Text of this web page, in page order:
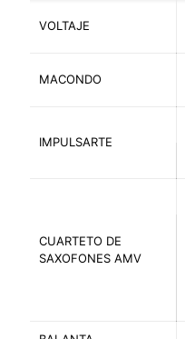
VOLTAJE
MACONDO
IMPULSARTE
CUARTETO DE
SAXOFONES AMV